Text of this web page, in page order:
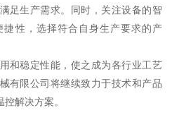
足生产需求。同时，关注设备的智
性，选择符合自身生产要求的产
和稳定性能，使之成为各行业工艺
有限公司将继续致力于技术和产品
解决方案。